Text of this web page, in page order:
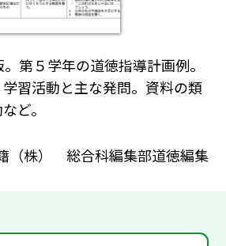
第５学年の道徳指導計画例。
習活動と主な発問。資料の類
ど。
（株） 総合科編集部道徳編集